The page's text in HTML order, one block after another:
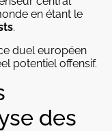
en étant le
.
duel européen
potentiel offensif.
des